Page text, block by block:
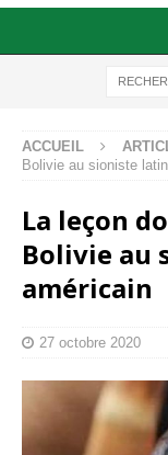
ACCUEIL
Bolivie au sioniste
La leçon
Bolivie au
américain
27 octobre 2020